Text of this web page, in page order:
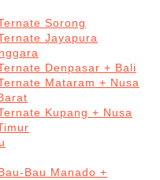
Sorong
Jayapura
Denpasar + Bali
Mataram + Nusa
Kupang + Nusa
Bau Manado +